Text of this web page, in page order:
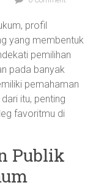
profil
yang membentuk
pemilihan
pada banyak
pemahaman
itu, penting
favoritmu di
Publik